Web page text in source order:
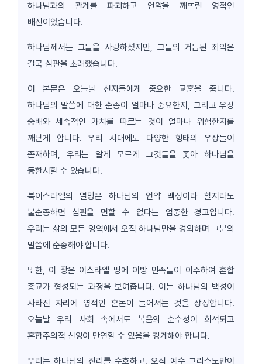
하나님과의 관계를 파괴하고 언약을 깨뜨린 영적인
배신이었습니다.
하나님께서는 그들을 사랑하셨지만, 그들의 거듭된 죄악은
결국 심판을 초래했습니다.
이 본문은 오늘날 신자들에게 중요한 교훈을 줍니다.
하나님의 말씀에 대한 순종이 얼마나 중요한지, 그리고 우상
숭배와 세속적인 가치를 따르는 것이 얼마나 위험한지를
깨닫게 합니다. 우리 시대에도 다양한 형태의 우상들이
존재하며, 우리는 알게 모르게 그것들을 좇아 하나님을
등한시할 수 있습니다.
북이스라엘의 멸망은 하나님의 언약 백성이라 할지라도
불순종하면 심판을 면할 수 없다는 엄중한 경고입니다.
우리는 삶의 모든 영역에서 오직 하나님만을 경외하며 그분의
말씀에 순종해야 합니다.
또한, 이 장은 이스라엘 땅에 이방 민족들이 이주하여 혼합
종교가 형성되는 과정을 보여줍니다. 이는 하나님의 백성이
사라진 자리에 영적인 혼돈이 들어서는 것을 상징합니다.
오늘날 우리 사회 속에서도 복음의 순수성이 희석되고
혼합주의적 신앙이 만연할 수 있음을 경계해야 합니다.
우리는 하나님의 진리를 수호하고, 오직 예수 그리스도만이